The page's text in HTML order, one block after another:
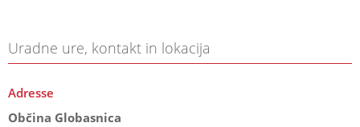
Uradne ure, kontakt in lokacija
Adresse
Občina Globasnica